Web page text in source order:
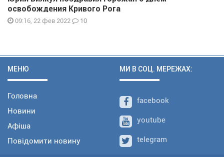
освобождения Кривого Рога
09:16, 22 фев 2022 10
МЕНЮ
Головна
Новини
Афіша
Повідомити новину
МИ В СОЦ. МЕРЕЖАХ:
facebook
youtube
telegram